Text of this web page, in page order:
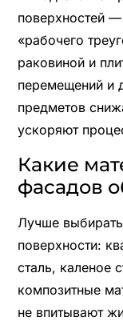
поверхностей
«рабочего
раковиной и
перемещений и
предметов
ускоряют
Какие
фасадов
Лучше
поверхности:
сталь, каленое
композитные
не впитывают